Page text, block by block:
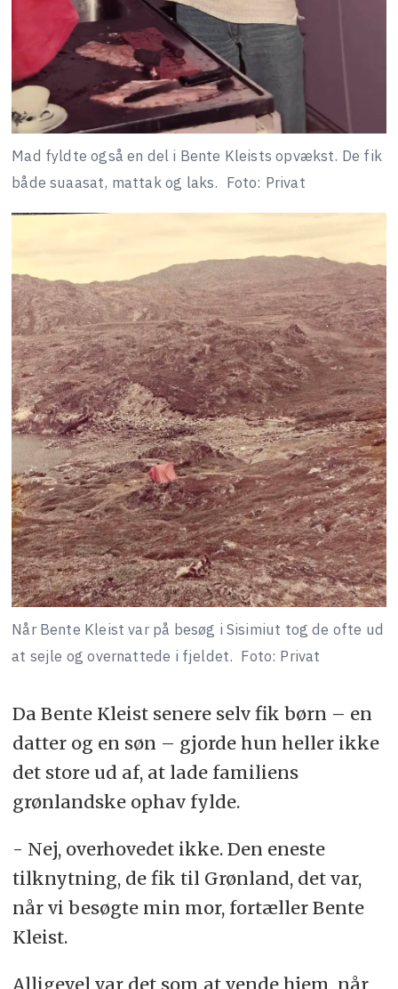
Mad fyldte også en del i Bente Kleists opvækst. De fik
både suaasat, mattak og laks. Foto: Privat
Når Bente Kleist var på besøg i Sisimiut tog de ofte ud
at sejle og overnattede i fjeldet. Foto: Privat
Da Bente Kleist senere selv fik børn – en
datter og en søn – gjorde hun heller ikke
det store ud af, at lade familiens
grønlandske ophav fylde.
- Nej, overhovedet ikke. Den eneste
tilknytning, de fik til Grønland, det var,
når vi besøgte min mor, fortæller Bente
Kleist.
Alligevel var det som at vende hjem, når